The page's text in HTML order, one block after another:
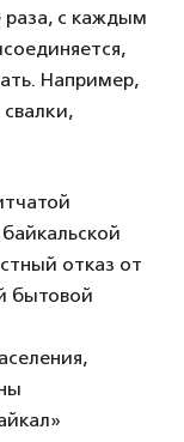
с каждым
Например,
отказ от
бытовой